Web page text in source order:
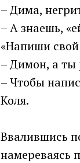
– Дима,
– А знаешь,
«Напиши свой
– Димон, а ты
– Чтобы
Коля.
Ввалившись
намереваясь